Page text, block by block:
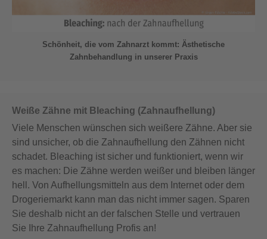
Schönheit, die vom Zahnarzt kommt: Ästhetische
Zahnbehandlung in unserer Praxis
Weiße Zähne mit Bleaching (Zahnaufhellung)
Viele Menschen wünschen sich weißere Zähne. Aber sie
sind unsicher, ob die Zahnaufhellung den Zähnen nicht
schadet. Bleaching ist sicher und funktioniert, wenn wir
es machen: Die Zähne werden weißer und bleiben länger
hell. Von Aufhellungsmitteln aus dem Internet oder dem
Drogeriemarkt kann man das nicht immer sagen. Sparen
Sie deshalb nicht an der falschen Stelle und vertrauen
Sie Ihre Zahnaufhellung Profis an!